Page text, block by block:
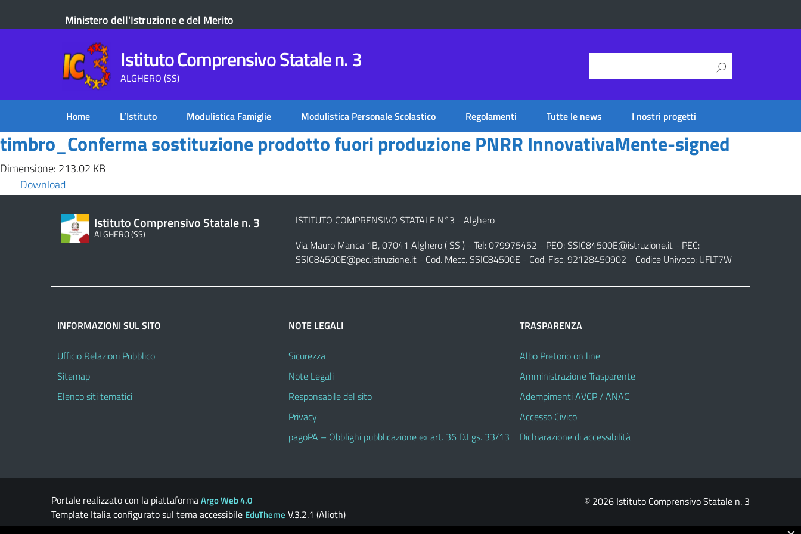
Ministero dell'Istruzione e del Merito
Istituto Comprensivo Statale n. 3
ALGHERO (SS)
Home L’Istituto Modulistica Famiglie Modulistica Personale Scolastico Regolamenti Tutte le news I nostri progetti
timbro_Conferma sostituzione prodotto fuori produzione PNRR InnovativaMente-signed
Dimensione: 213.02 KB
Download
Istituto Comprensivo Statale n. 3
ALGHERO (SS)
ISTITUTO COMPRENSIVO STATALE N°3 - Alghero
Via Mauro Manca 1B, 07041 Alghero ( SS ) - Tel: 079975452 - PEO:SSIC84500E@istruzione.it- PEC:
SSIC84500E@pec.istruzione.it- Cod. Mecc. SSIC84500E - Cod. Fisc. 92128450902 - Codice Univoco: UFLT7W
INFORMAZIONI SUL SITO
Ufficio Relazioni Pubblico
Sitemap
Elenco siti tematici
NOTE LEGALI
Sicurezza
Note Legali
Responsabile del sito
Privacy
pagoPA – Obblighi pubblicazione ex art. 36 D.Lgs. 33/13
TRASPARENZA
Albo Pretorio on line
Amministrazione Trasparente
Adempimenti AVCP / ANAC
Accesso Civico
Dichiarazione di accessibilità
Portale realizzato con la piattaformaArgo Web 4.0
Template Italia configurato sul tema accessibile EduTheme V.3.2.1 (Alioth)
© 2026 Istituto Comprensivo Statale n. 3